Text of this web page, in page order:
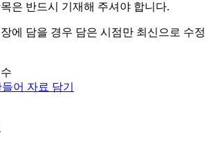
은 반드시 기재해 주셔야 합니다.
에 담을 경우 담은 시점만 최신으로 수정
어 자료 담기